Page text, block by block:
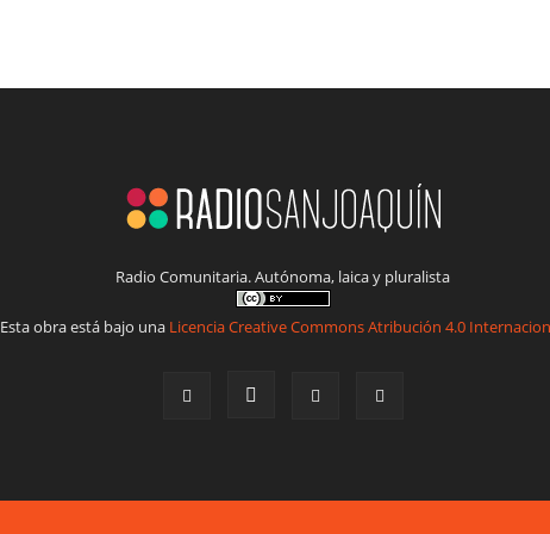
Radio Comunitaria. Autónoma, laica y pluralista
Esta obra está bajo una Licencia Creative Commons Atribución 4.0